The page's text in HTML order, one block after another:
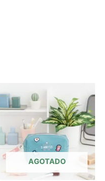
AGOTADO